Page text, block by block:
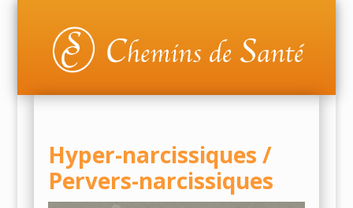
Hyper-narcissiques /
Pervers-narcissiques